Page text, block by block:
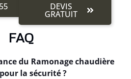
DEVIS
GRATUIT
FAQ
du Ramonage chaudière
la sécurité ?